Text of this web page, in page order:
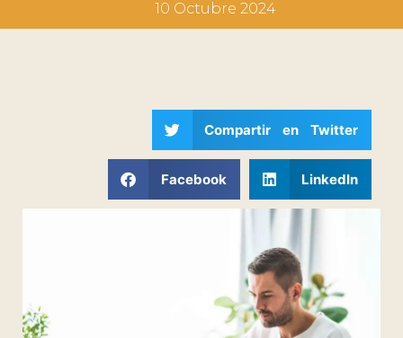
10 Octubre 2024
Compartir en Twitter
Facebook LinkedIn